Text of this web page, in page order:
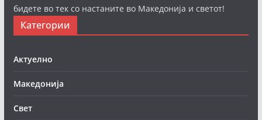
бидете во тек со настаните во Македонија и светот!
Категории
Актуелно
Македонија
Свет